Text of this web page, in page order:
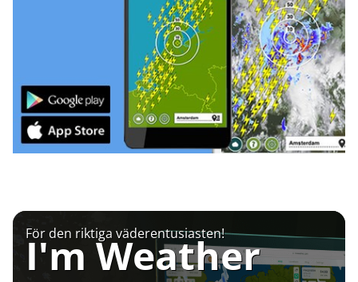
För den riktiga väderentusiasten!
I'm Weather